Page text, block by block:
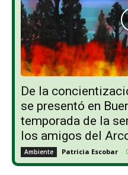
De la
se presentó en
temporada de la
los amigos del
Ambiente Patricia Escobar -